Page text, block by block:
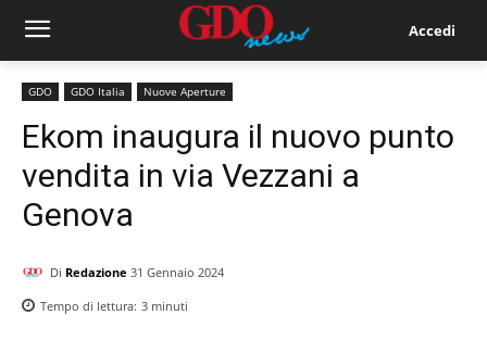
Accedi
GDO GDO Italia Nuove Aperture
Ekom inaugura il nuovo punto
vendita in via Vezzani a
Genova
Di Redazione 31 Gennaio 2024
Tempo di lettura: 3 minuti